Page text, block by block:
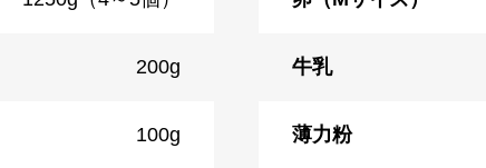
200g 牛乳
100g 薄力粉